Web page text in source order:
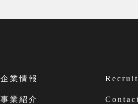
企業情報
事業紹介
Recruit
Contact